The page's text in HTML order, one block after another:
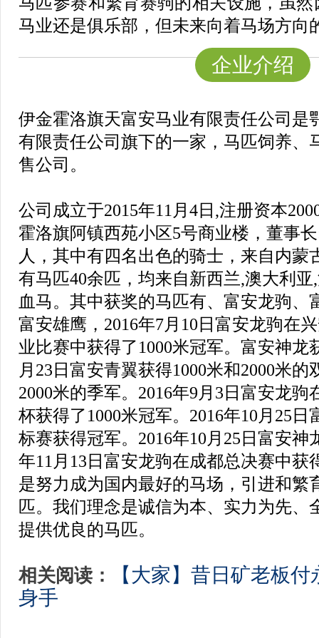
马业还是俱乐部，但未来向着马场方向
企业介绍
伊金霍洛旗天富安马业有限责任公司是
有限责任公司旗下的一家，马匹饲养、
售公司。
公司成立于2015年11月4日,注册资本
霍洛旗阿镇西苑小区5号商业楼，董事
人，其中有四名出色的骑士，来自内蒙
有马匹40余匹，均来自新西兰,澳大利
血马。 其中获奖的马匹有、富安龙驹、
富安雄鹰， 2016年7月10日富安龙驹在
业比赛中获得了1000米冠军。 富安神龙
月23日富安青翼获得1000米和2000米的
2000米的季军。 2016年9月3日富安龙
杯获得了1000米冠军。 2016年10月25
标赛获得冠军。 2016年10月25日富安神
年11月13日富安龙驹在成都总决赛中获
是努力成为国内最好的马场，引进和繁
匹。 我们理念是诚信为本、实力为先、
提供优良的马匹。
相关阅读：
【大家】昔日矿老板
身手